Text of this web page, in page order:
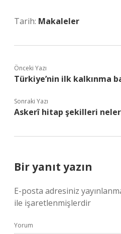
Tarih: Makaleler
Önceki Yazı
Türkiye’nin ilk kalkınma
Sonraki Yazı
Askerî hitap şekilleri
Bir yanıt yazın
E-posta adresiniz
ile işaretlenmişlerdir
Yorum